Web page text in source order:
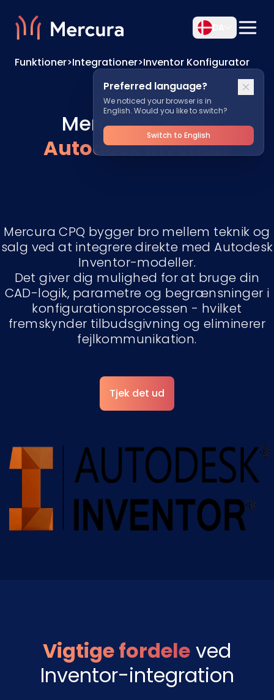
Preferred language?
We noticed your browser is in
English. Would you like to switch?
Switch to English
Funktioner>Integrationer>Inventor Konfigurator
Mercura CPQ til
Autodesk Inventor
Mercura CPQ bygger bro mellem teknik og
salg ved at integrere direkte med Autodesk
Inventor-modeller.
Det giver dig mulighed for at bruge din
CAD-logik, parametre og begrænsninger i
konfigurationsprocessen - hvilket
fremskynder tilbudsgivning og eliminerer
fejlkommunikation.
Tjek det ud
Vigtige fordele ved
Inventor-integration